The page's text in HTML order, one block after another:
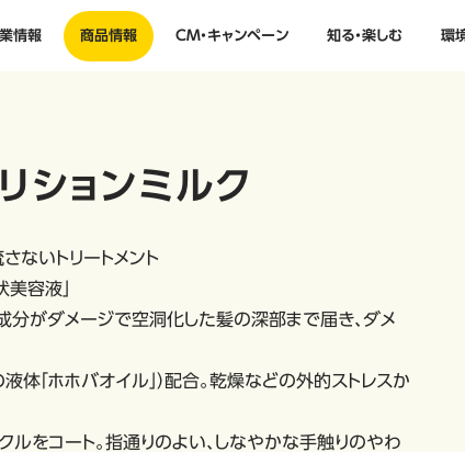
情報 商品情報 CM・キャンペーン 知る・楽しむ 環
ションミルク
ないトリートメント
容液」
分がダメージで空洞化した髪の深部まで届き、ダメ
体「ホホバオイル」）配合。乾燥などの外的ストレスか
ルをコート。指通りのよい、しなやかな手触りのやわ